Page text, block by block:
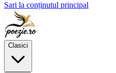
Sari la conținutul principal
Clasici